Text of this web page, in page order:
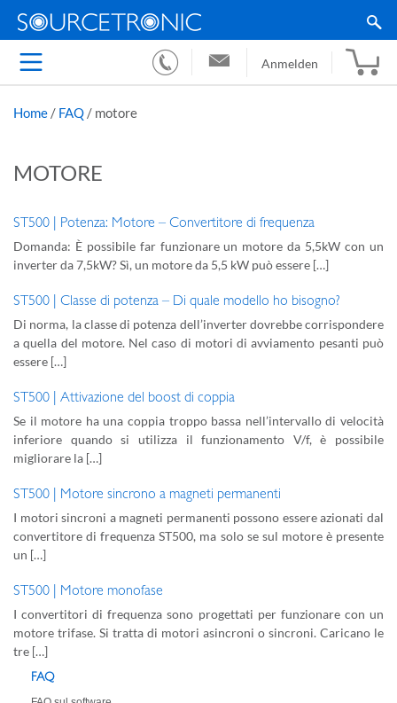
Anmelden
Home / FAQ / motore
MOTORE
ST500 | Potenza: Motore – Convertitore di frequenza
Domanda: È possibile far funzionare un motore da 5,5kW con un
inverter da 7,5kW? Sì, un motore da 5,5 kW può essere […]
ST500 | Classe di potenza – Di quale modello ho bisogno?
Di norma, la classe di potenza dell’inverter dovrebbe corrispondere
a quella del motore. Nel caso di motori di avviamento pesanti può
essere […]
ST500 | Attivazione del boost di coppia
Se il motore ha una coppia troppo bassa nell’intervallo di velocità
inferiore quando si utilizza il funzionamento V/f, è possibile
migliorare la […]
ST500 | Motore sincrono a magneti permanenti
I motori sincroni a magneti permanenti possono essere azionati dal
convertitore di frequenza ST500, ma solo se sul motore è presente
un […]
ST500 | Motore monofase
I convertitori di frequenza sono progettati per funzionare con un
motore trifase. Si tratta di motori asincroni o sincroni. Caricano le
tre […]
FAQ